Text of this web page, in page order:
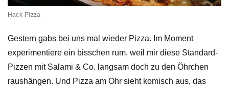
Hack-Pizza
Gestern gabs bei uns mal wieder Pizza. Im Moment
experimentiere ein bisschen rum, weil mir diese Standard-
Pizzen mit Salami & Co. langsam doch zu den Öhrchen
raushängen. Und Pizza am Ohr sieht komisch aus, das